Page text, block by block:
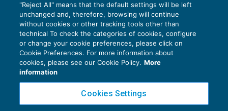
Nuova detrazione dell’Iva non dovuta
IVA 11/01/2018
diEVOLUTION
"Reject All" means that the default settings will be left
unchanged and, therefore, browsing will continue
without cookies or other tracking tools other than
technical To check the categories of cookies, configure
or change your cookie preferences, please click on
Cookie Preferences. For more information about
cookies, please see our Cookie Policy. More
information
Cookies Settings